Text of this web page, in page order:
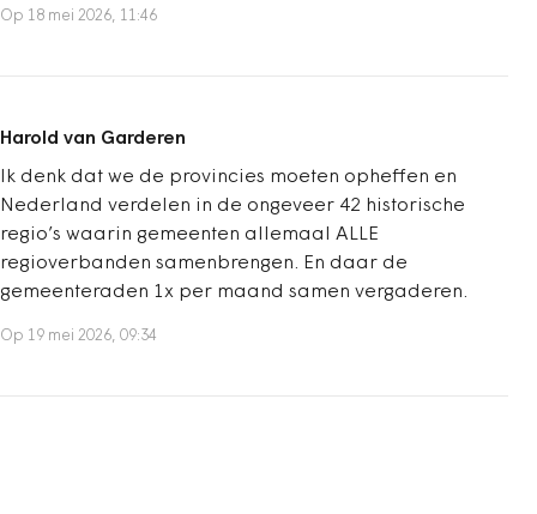
Op 18 mei 2026, 11:46
Harold van Garderen
Ik denk dat we de provincies moeten opheffen en
Nederland verdelen in de ongeveer 42 historische
regio’s waarin gemeenten allemaal ALLE
regioverbanden samenbrengen. En daar de
gemeenteraden 1x per maand samen vergaderen.
Op 19 mei 2026, 09:34